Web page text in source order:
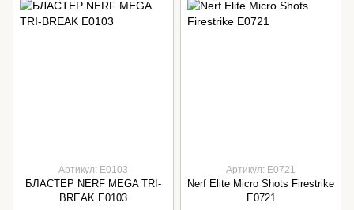
Артикул: E0103
БЛАСТЕР NERF MEGA TRI-
BREAK E0103
Артикул: E0721
Nerf Elite Micro Shots Firestrike
E0721